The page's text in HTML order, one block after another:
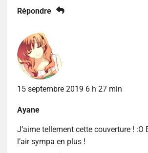
Répondre
15 septembre 2019 6 h 27 min
Ayane
J’aime tellement cette couverture ! :O
l’air sympa en plus !